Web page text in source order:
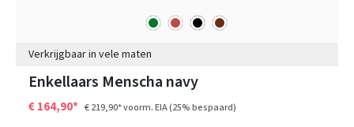
groenroodzwartbruin
Verkrijgbaar in vele maten
Enkellaars Menscha navy
€ 164,90* € 219,90*voorm. EIA(25% bespaard)